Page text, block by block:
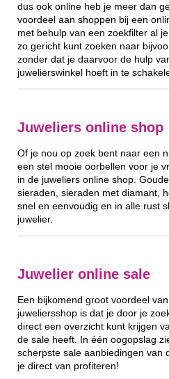
dus ook online heb je meer dan
voordeel aan shoppen bij een
met behulp van een zoekfilter al
zo gericht kunt zoeken naar
zonder dat je daarvoor de hulp
juwelierswinkel hoeft in te
Juweliers online shop
Of je nou op zoek bent naar een
een stel mooie oorbellen voor je
in de juweliers online shop.
sieraden, sieraden met diamant,
snel en eenvoudig en in alle rust
juwelier.
Juwelier online sale
Een bijkomend groot voordeel
juweliersshop is dat je door je
direct een overzicht kunt krijgen
de sale heeft. In één oogopslag
scherpste sale aanbiedingen van
je direct van profiteren!